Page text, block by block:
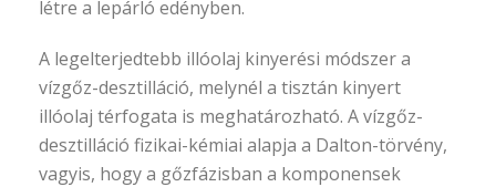
létre a lepárló edényben.
A legelterjedtebb illóolaj kinyerési módszer a
vízgőz-desztilláció, melynél a tisztán kinyert
illóolaj térfogata is meghatározható. A vízgőz-
desztilláció fizikai-kémiai alapja a Dalton-törvény,
vagyis, hogy a gőzfázisban a komponensek